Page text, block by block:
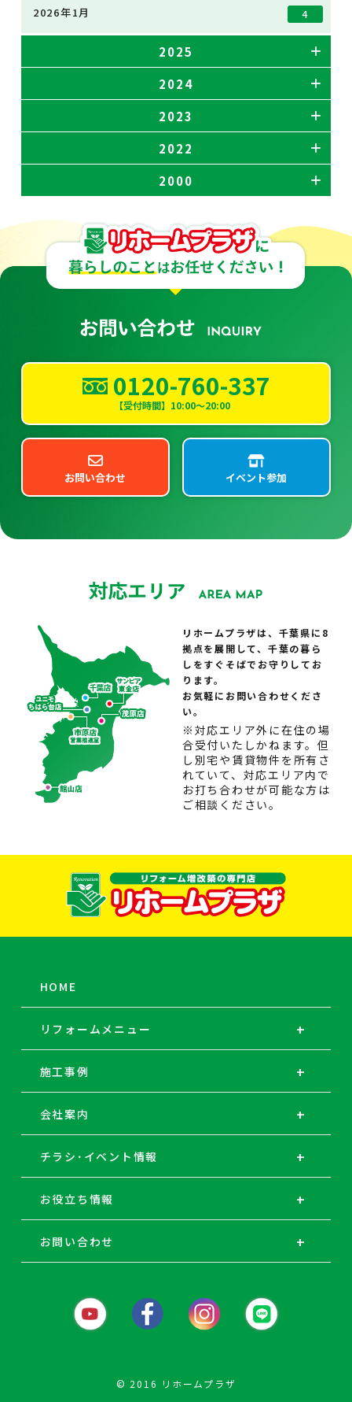
2026年1月 4
2025
2024
2023
2022
2000
0120-760-337
【受付時間】10:00～20:00
お問い合わせ イベント参加
リホームプラザは、千葉県に8
拠点を展開して、千葉の暮ら
しをすぐそばでお守りしてお
ります。
お気軽にお問い合わせくださ
い。
※対応エリア外に在住の場
合受付いたしかねます。但
し別宅や賃貸物件を所有さ
れていて、対応エリア内で
お打ち合わせが可能な方は
ご相談ください。
HOME
リフォームメニュー
施工事例
会社案内
チラシ･イベント情報
お役立ち情報
お問い合わせ
© 2016 リホームプラザ